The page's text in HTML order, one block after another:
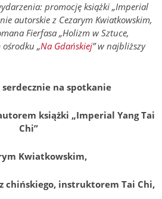
promocję książki „Imperial
autorskie z Cezarym Kwiatkowskim,
Fierfasa „Holizm w Sztuce,
ośrodku „Na Gdańskiej” w najbliższy
serdecznie na spotkanie
książki „Imperial Yang Tai
Chi”
Kwiatkowskim,
chińskiego, instruktorem Tai Chi,